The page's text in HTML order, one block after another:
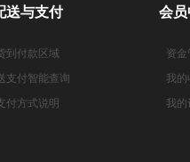
送与支付
到付款区域
支付智能查询
付方式说明
会
资金
我的
我的